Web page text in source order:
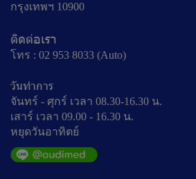
กรุงเทพฯ 10900
ติดต่อเรา
โทร : 02 953 8033 (Auto)
วันทำการ
จันทร์ - ศุกร์ เวลา 08.30-16.30 น.
เสาร์ เวลา 09.00 - 16.30 น.
หยุดวันอาทิตย์